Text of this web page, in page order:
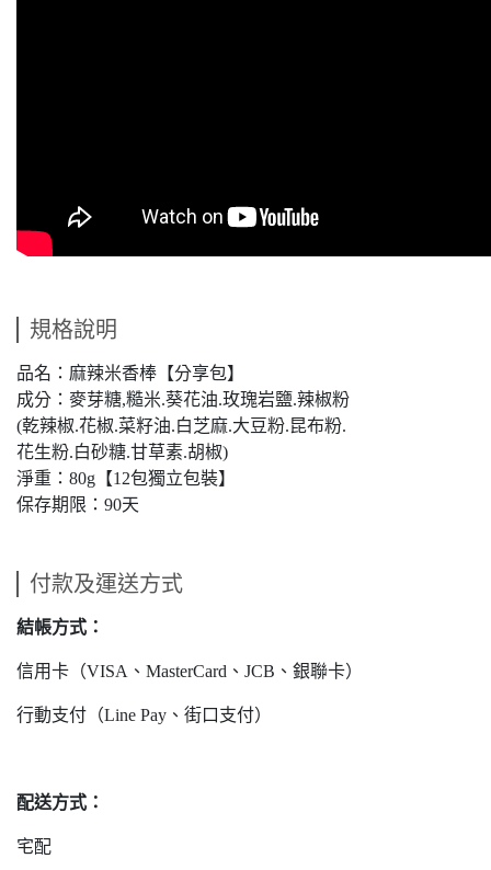
規格說明
品名：麻辣米香棒【分享包】
成分：麥芽糖,糙米.葵花油.玫瑰岩鹽.辣椒粉
(乾辣椒.花椒.菜籽油.白芝麻.大豆粉.昆布粉.
花生粉.白砂糖.甘草素.胡椒)
淨重：80g【12包獨立包裝】
保存期限：90天
付款及運送方式
結帳方式：
信用卡（VISA、MasterCard、JCB、銀聯卡）
行動支付（Line Pay、街口支付）
配送方式：
宅配